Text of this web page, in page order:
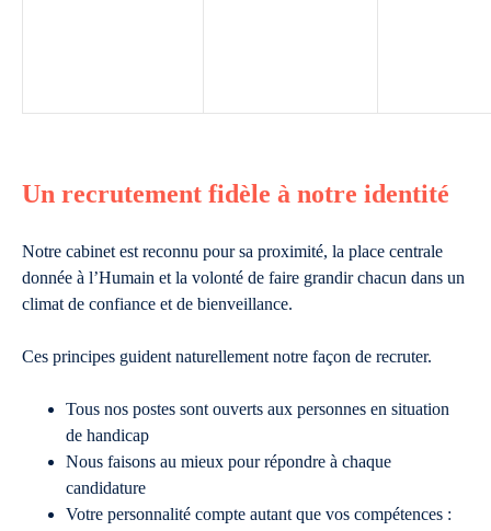
Un recrutement fidèle à notre identité
Notre cabinet est reconnu pour sa proximité, la place centrale
donnée à l’Humain et la volonté de faire grandir chacun dans un
climat de confiance et de bienveillance.
Ces principes guident naturellement notre façon de recruter.
Tous nos postes sont ouverts aux personnes en situation
de handicap
Nous faisons au mieux pour répondre à chaque
candidature
Votre personnalité compte autant que vos compétences :